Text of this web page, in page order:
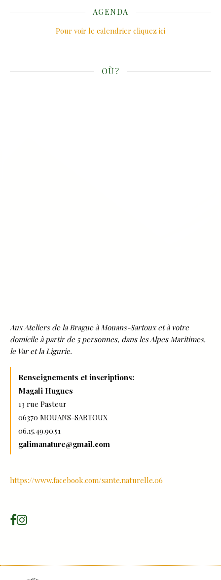
AGENDA
Pour voir le calendrier cliquez ici
OÙ?
Aux Ateliers de la Brague à Mouans-Sartoux et à votre
domicile à partir de 5 personnes, dans les Alpes Maritimes,
le Var et la Ligurie.
Renseignements et inscriptions:
Magali Hugues
13 rue Pasteur
06370 MOUANS-SARTOUX
06.15.49.90.51
galimanature@gmail.com
https://www.facebook.com/sante.naturelle.06